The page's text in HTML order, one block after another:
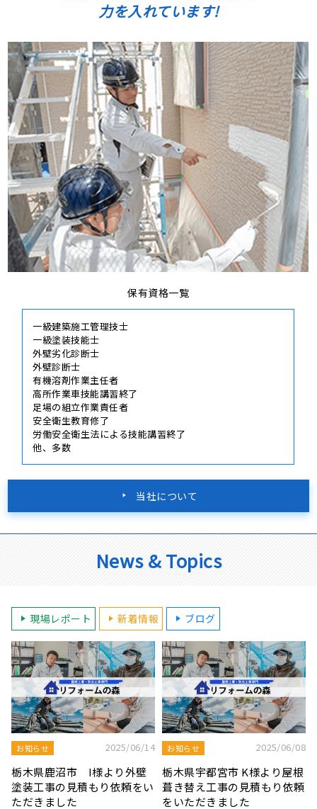
力を入れています!
保有資格一覧
一級建築施工管理技士
一級塗装技能士
外壁劣化診断士
外壁診断士
有機溶剤作業主任者
高所作業車技能講習終了
足場の組立作業責任者
安全衛生教育修了
労働安全衛生法による技能講習終了
他、多数
当社について
News & Topics
現場レポート 新着情報 ブログ
モルタル外壁の特徴と劣化症
状、メンテナンス方法を解説
令和7年度 結婚新生活支援補
助金が実施されます！